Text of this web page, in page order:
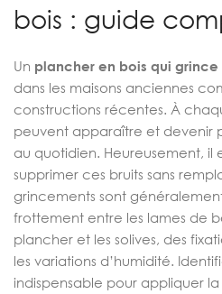
bois : guide
Un plancher en bois qui grince
dans les maisons anciennes
constructions récentes. À
peuvent apparaître et devenir
au quotidien. Heureusement, il
supprimer ces bruits sans
grincements sont
frottement entre les lames de
plancher et les solives, des
les variations d’humidité.
indispensable pour appliquer